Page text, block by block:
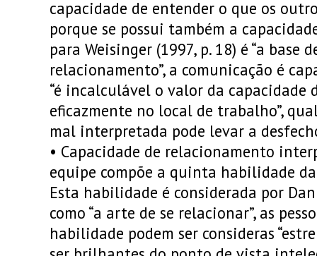
capacidade de entender o que os
porque se possui também a
para Weisinger (1997, p. 18) é “a base
relacionamento”, a comunicação é
“é incalculável o valor da capacidade
eficazmente no local de trabalho”,
mal interpretada pode levar a
• Capacidade de relacionamento
equipe compõe a quinta habilidade
Esta habilidade é considerada por
como “a arte de se relacionar”, as
habilidade podem ser consideras